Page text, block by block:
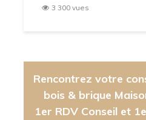
3 300 vues
Rencontrez votre
bois & brique
1er RDV Conseil et